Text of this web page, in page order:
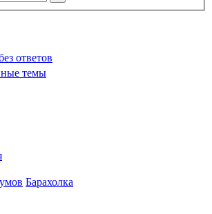
ответов
темы
Барахолка